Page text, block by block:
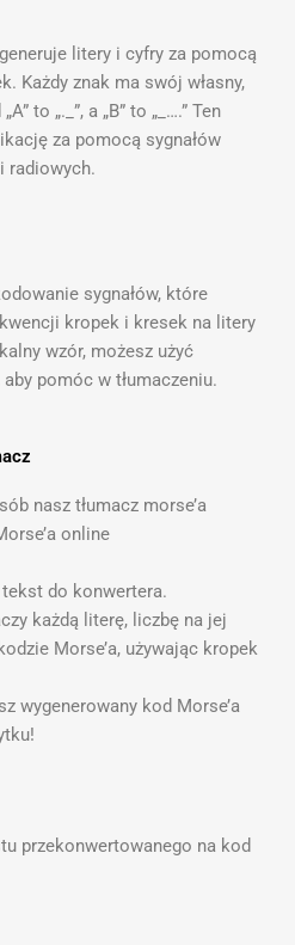
litery i cyfry za pomocą
Każdy znak ma swój własny,
to „._”, a „B” to „_….” Ten
za pomocą sygnałów
radiowych.
sygnałów, które
kropek i kresek na litery
wzór, możesz użyć
pomóc w tłumaczeniu.
nasz tłumacz morse’a
online
do konwertera.
każdą literę, liczbę na jej
Morse’a, używając kropek
wygenerowany kod Morse’a
przekonwertowanego na kod